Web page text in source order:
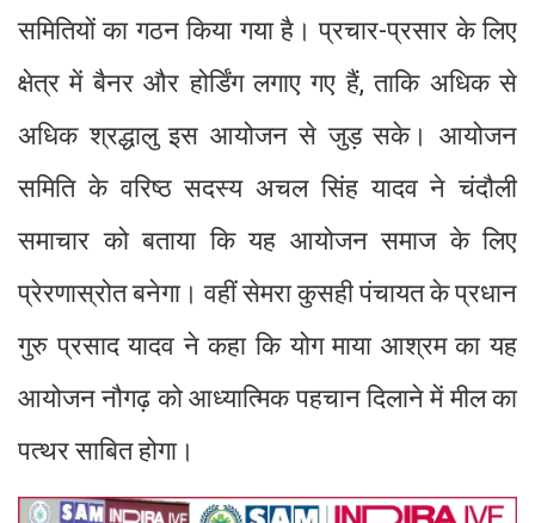
समितियों का गठन किया गया है। प्रचार-प्रसार के लिए
क्षेत्र में बैनर और होर्डिंग लगाए गए हैं, ताकि अधिक से
अधिक श्रद्धालु इस आयोजन से जुड़ सके। आयोजन
समिति के वरिष्ठ सदस्य अचल सिंह यादव ने चंदौली
समाचार को बताया कि यह आयोजन समाज के लिए
प्रेरणास्रोत बनेगा। वहीं सेमरा कुसही पंचायत के प्रधान
गुरु प्रसाद यादव ने कहा कि योग माया आश्रम का यह
आयोजन नौगढ़ को आध्यात्मिक पहचान दिलाने में मील का
पत्थर साबित होगा।